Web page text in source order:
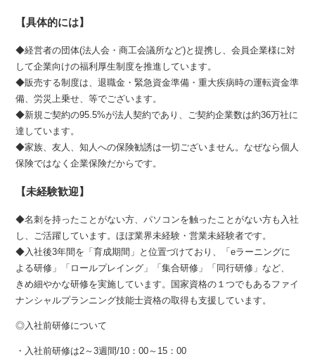
【具体的には】
◆経営者の団体(法人会・商工会議所など)と提携し、会員企業様に対
して企業向けの福利厚生制度を推進しています。
◆販売する制度は、退職金・緊急資金準備・重大疾病時の運転資金準
備、労災上乗せ、等でございます。
◆新規ご契約の95.5%が法人契約であり、ご契約企業数は約36万社に
達しています。
◆家族、友人、知人への保険勧誘は一切ございません。なぜなら個人
保険ではなく企業保険だからです。
【未経験歓迎】
◆名刺を持ったことがない方、パソコンを触ったことがない方も入社
し、ご活躍しています。ほぼ業界未経験・営業未経験者です。
◆入社後3年間を「育成期間」と位置づけており、「eラーニングに
よる研修」「ロールプレイング」「集合研修」「同行研修」など、
きめ細やかな研修を実施しています。国家資格の１つでもあるファイ
ナンシャルプランニング技能士資格の取得も支援しています。
◎入社前研修について
・入社前研修は2～3週間/10：00～15：00